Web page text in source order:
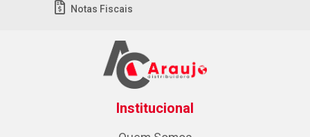
Notas Fiscais
Institucional